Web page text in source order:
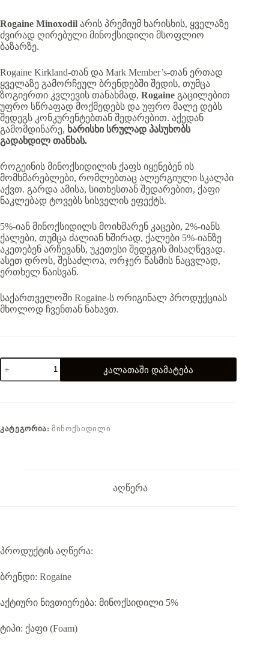
100,00 ₾.
80,00 ₾.
Rogaine Minoxodil არის პრემიუმ ხარისხის, ყველაზე
ძვირად ღირებული მინოქსიდილი მსოფლიო
ბაზარზე.
Rogaine Kirkland-თან და Mark Member’s-თან ერთად
ყველაზე გამორჩეულ ბრენდებში შედის, თუმცა
ზოგიერთი კვლევის თანახმად, Rogaine გაცილებით
უფრო სწრაფად მოქმედებს და უფრო მალე დებს
შედეგს კონკურენტებთან შედარებით. აქედან
გამომდინარე, ხარისხი სრულად პასუხობს
გადახდილ თანხას.
როგეინის მინოქსიდილის ქაფს იყენებენ ის
მომხმარებლები, რომლებთაც ალერგიული სკალპი
აქვთ. გარდა ამისა, სითხესთან შედარებით, ქაფი
ნაკლებად ტოვებს სისველის ეფექტს.
5%-იან მინოქსიდილს მოიხმარენ კაცები, 2%-იანს
ქალები, თუმცა ძალიან ხშირად, ქალები 5%-იანზე
აკეთებენ არჩევანს, უკეთესი შედეგის მისაღწევად.
ასეთ დროს, შესაძლოა, ორჯერ წასმის ნაცვლად,
ერთხელ წაისვან.
საქართველოში Rogaine-ს ორიგინალ პროდუქციას
მხოლოდ ჩვენთან ნახავთ.
რაოდენობა:
ორიგინალი
Rogaine
კალათაში დამატება
ᲙᲐᲢᲔᲒᲝᲠᲘᲐ:ᲛᲘᲜᲝᲥᲡᲘᲓᲘᲚᲘ
აღწერა
პროდუქტის აღწერა:
ბრენდი: Rogaine
აქტიური ნივთიერება: მინოქსიდილი 5%
ტიპი: ქაფი (Foam)